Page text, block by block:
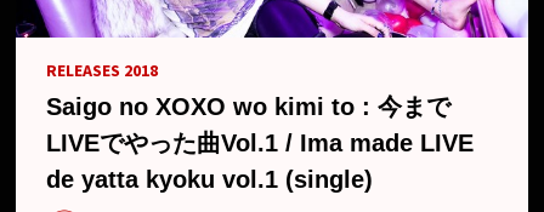
RELEASES 2018
Saigo no XOXO wo kimi to : 今まで
LIVEでやった曲Vol.1 / Ima made LIVE
de yatta kyoku vol.1 (single)